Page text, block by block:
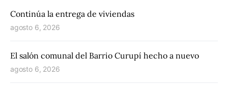
Continúa la entrega de viviendas
agosto 6, 2026
El salón comunal del Barrio Curupí hecho a nuevo
agosto 6, 2026